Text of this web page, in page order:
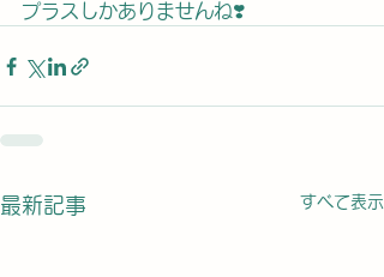
プラスしかありませんね❣️
最新記事 すべて表示